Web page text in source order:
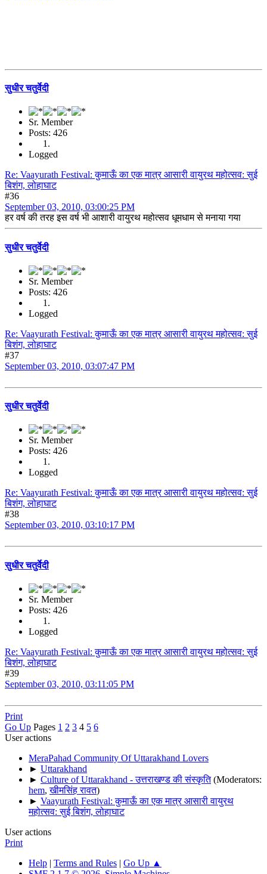
सुधीर चतुर्वेदी
Sr. Member
Posts: 426
Logged
Re: Vaayurath Festival: कुमाऊँ का एक मात्र आसारी वायुरथ महोत्सव: सुई
बिशंग, लोहाघाट
#36
September 03, 2010, 03:00:25 PM
हर वर्ष की तरह इस वर्ष भी आशारी वायुरथ महोत्सव धूमधाम से मनाया गया
सुधीर चतुर्वेदी
Sr. Member
Posts: 426
Logged
Re: Vaayurath Festival: कुमाऊँ का एक मात्र आसारी वायुरथ महोत्सव: सुई
बिशंग, लोहाघाट
#37
September 03, 2010, 03:07:47 PM
सुधीर चतुर्वेदी
Sr. Member
Posts: 426
Logged
Re: Vaayurath Festival: कुमाऊँ का एक मात्र आसारी वायुरथ महोत्सव: सुई
बिशंग, लोहाघाट
#38
September 03, 2010, 03:10:17 PM
सुधीर चतुर्वेदी
Sr. Member
Posts: 426
Logged
Re: Vaayurath Festival: कुमाऊँ का एक मात्र आसारी वायुरथ महोत्सव: सुई
बिशंग, लोहाघाट
#39
September 03, 2010, 03:11:05 PM
Print
Go Up Pages 1 2 3 4 5 6
User actions
MeraPahad Community Of Uttarakhand Lovers
► Uttarakhand
► Culture of Uttarakhand - उत्तराखण्ड की संस्कृति (Moderators:
hem,खीमसिंह रावत)
► Vaayurath Festival: कुमाऊँ का एक मात्र आसारी वायुरथ
महोत्सव: सुई बिशंग, लोहाघाट
User actions
Print
Help | Terms and Rules | Go Up ▲